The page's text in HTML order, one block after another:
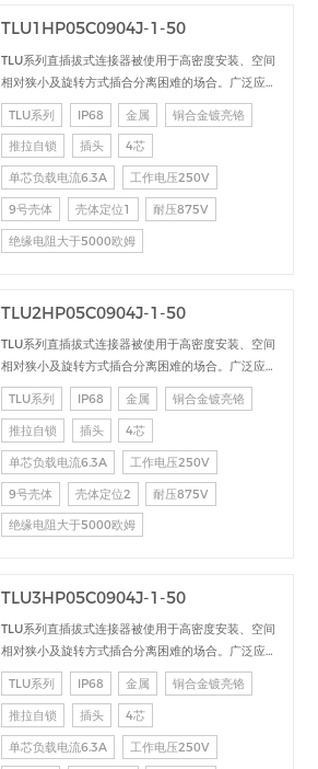
TLU1HP05C0904J-1-50
TLU系列直插拔式连接器被使用于高密度安装、空间
相对狭小及旋转方式插合分离困难的场合。广泛应用
于电台设备、加固计算机、医疗设备、测试检测设
备、音频视频设备、数据采集、工业控制等场合的交
直流、高速、射频、光纤等的信号连接传输。
TLU系列 IP68 金属 铜合金镀亮铬
推拉自锁 插头 4芯
单芯负载电流6.3A 工作电压250V
9号壳体 壳体定位1 耐压875V
绝缘电阻大于5000欧姆
TLU2HP05C0904J-1-50
TLU系列直插拔式连接器被使用于高密度安装、空间
相对狭小及旋转方式插合分离困难的场合。广泛应用
于电台设备、加固计算机、医疗设备、测试检测设
备、音频视频设备、数据采集、工业控制等场合的交
直流、高速、射频、光纤等的信号连接传输。
TLU系列 IP68 金属 铜合金镀亮铬
推拉自锁 插头 4芯
单芯负载电流6.3A 工作电压250V
9号壳体 壳体定位2 耐压875V
绝缘电阻大于5000欧姆
TLU3HP05C0904J-1-50
TLU系列直插拔式连接器被使用于高密度安装、空间
相对狭小及旋转方式插合分离困难的场合。广泛应用
于电台设备、加固计算机、医疗设备、测试检测设
备、音频视频设备、数据采集、工业控制等场合的交
直流、高速、射频、光纤等的信号连接传输。
TLU系列 IP68 金属 铜合金镀亮铬
推拉自锁 插头 4芯
单芯负载电流6.3A 工作电压250V